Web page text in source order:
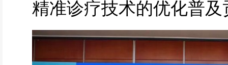
精准诊疗技术的优化普